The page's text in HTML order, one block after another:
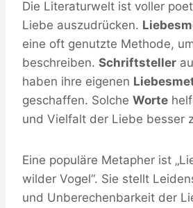
Die Literaturwelt ist voller
Liebe auszudrücken.
eine oft genutzte Methode,
beschreiben. Schriftsteller
haben ihre eigenen
geschaffen. Solche Worte
und Vielfalt der Liebe besser
Eine populäre Metapher ist
wilder Vogel“. Sie stellt
und Unberechenbarkeit der